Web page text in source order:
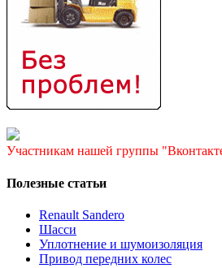
Участникам нашей группы
Полезные статьи
Renault Sandero
Шасси
Уплотнение и шумоизоляция
Привод передних колес